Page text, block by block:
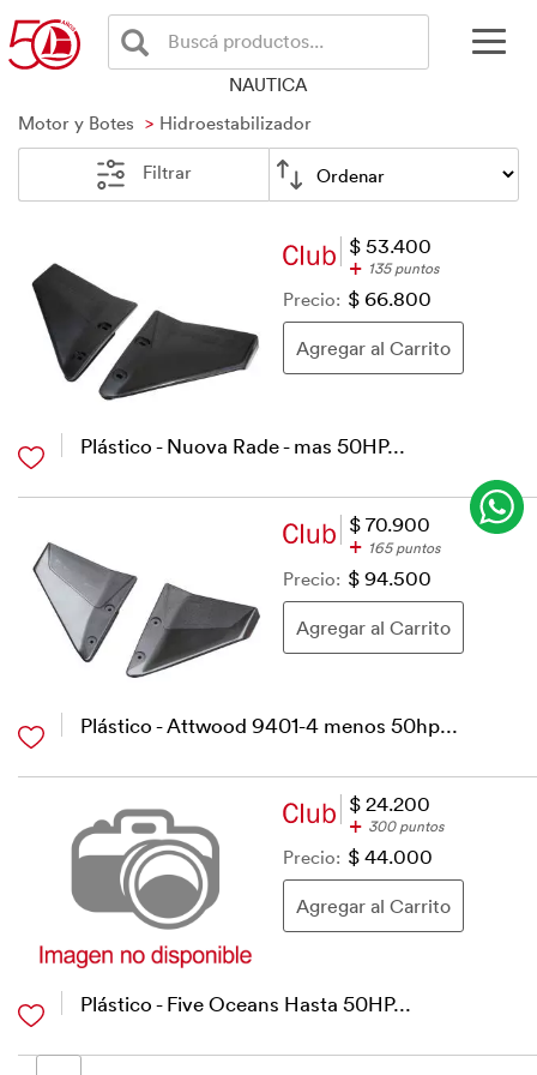
Buscá productos...
NAUTICA
Motor y Botes
Hidroestabilizador
Filtrar
$ 53.400
+ 135 puntos
Precio: $ 66.800
Plástico - Nuova Rade - mas 50HP...
$ 70.900
+ 165 puntos
Precio: $ 94.500
Plástico - Attwood 9401-4 menos 50hp...
$ 24.200
+ 300 puntos
Precio: $ 44.000
Plástico - Five Oceans Hasta 50HP...